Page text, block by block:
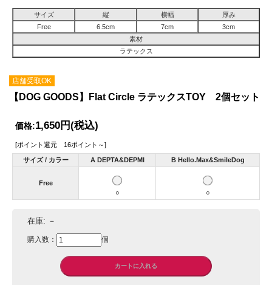
サイズ 縦 横幅
厚み
Free
6.5cm 7cm
3cm
素材
ラテックス
店舗受取OK
【DOG GOODS】Flat Circle ラテックスTOY 2個セット
価格:1,650円(税込)
[ポイント還元 16ポイント～]
サイズ / カラー A DEPTA&DEPMI B Hello.Max&SmileDog
Free
○
○
在庫: －
購入数： 個